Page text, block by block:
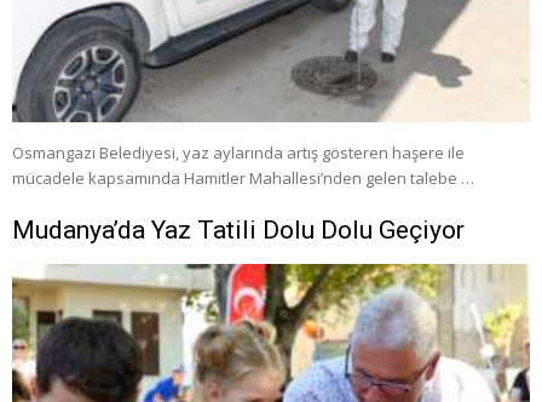
Osmangazi Belediyesi, yaz aylarında artış gösteren haşere ile
mücadele kapsamında Hamitler Mahallesi’nden gelen talebe …
Mudanya’da Yaz Tatili Dolu Dolu Geçiyor